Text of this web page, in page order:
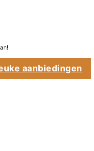
aanbiedingen